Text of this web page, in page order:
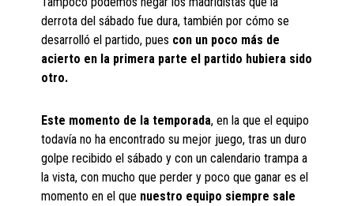
derrota del sábado fue dura, también por cómo se
desarrolló el partido, pues con un poco más de
acierto en la primera parte el partido hubiera sido
otro.
Este momento de la temporada, en la que el equipo
todavía no ha encontrado su mejor juego, tras un duro
golpe recibido el sábado y con un calendario trampa a
la vista, con mucho que perder y poco que ganar es el
momento en el que nuestro equipo siempre sale